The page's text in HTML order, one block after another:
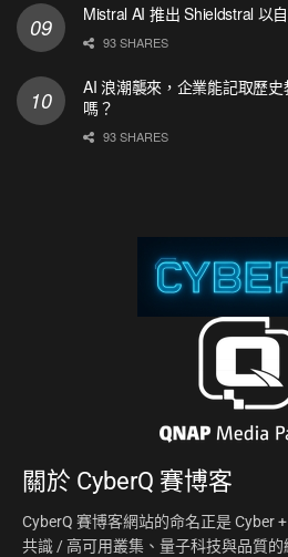
Mistral AI 推出 Shieldstral 以
93 SHARES
AI 浪潮襲來，企業能記取歷
嗎？
93 SHARES
關於 CyberQ 賽博客
CyberQ 賽博客網站的命名正是 Cyber
共識 / 高可用叢集、量子科技與品質的